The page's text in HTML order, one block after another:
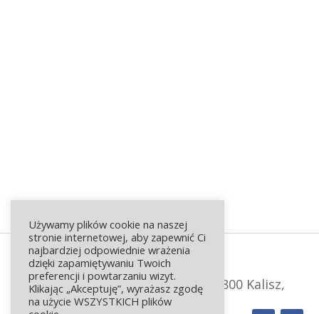
ul. Augustyna Kordeckiego 19, 62-800 Kalisz,
tel. 62 502 35 55, info@os-w.pl
Używamy plików cookie na naszej
stronie internetowej, aby zapewnić Ci
najbardziej odpowiednie wrażenia
dzięki zapamiętywaniu Twoich
preferencji i powtarzaniu wizyt.
Klikając „Akceptuję”, wyrażasz zgodę
na użycie WSZYSTKICH plików